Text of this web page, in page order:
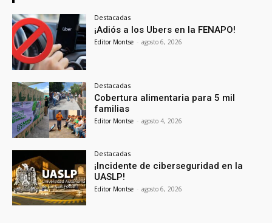
Destacadas
¡Adiós a los Ubers en la FENAPO!
Editor Montse - agosto 6, 2026
Destacadas
Cobertura alimentaria para 5 mil
familias
Editor Montse - agosto 4, 2026
Destacadas
¡Incidente de ciberseguridad en la
UASLP!
Editor Montse - agosto 6, 2026